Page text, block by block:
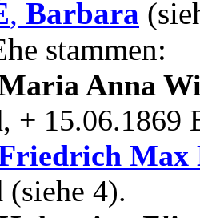
, Barbara
stammen:
Anna
+ 15.06.1869
Max
(siehe 4).